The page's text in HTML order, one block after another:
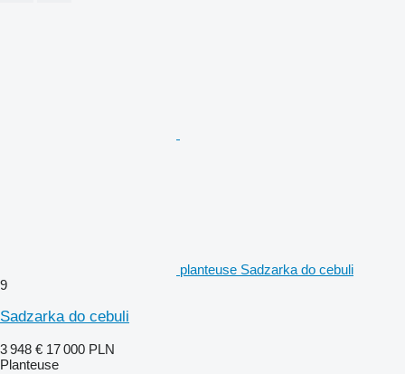
planteuse Sadzarka do cebuli
9
Sadzarka do cebuli
3 948 € 17 000 PLN
Planteuse